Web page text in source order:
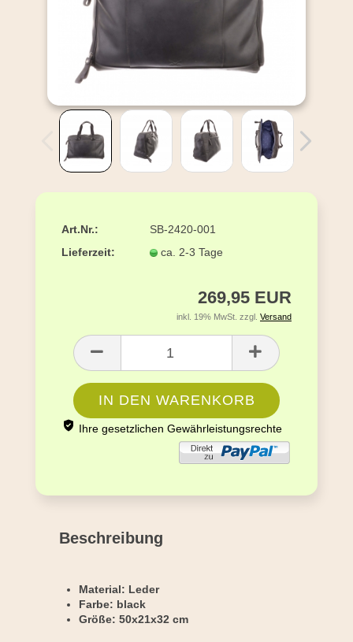
Art.Nr.:
SB-2420-001
Lieferzeit:
ca. 2-3 Tage
269,95 EUR
inkl. 19% MwSt. zzgl. Versand
Ihre gesetzlichen Gewährleistungsrechte
Beschreibung
Material: Leder
Farbe: black
Größe: 50x21x32 cm